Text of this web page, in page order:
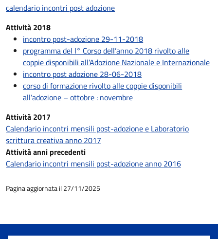
calendario incontri post adozione
Attività 2018
incontro post-adozione 29-11-2018
programma del I° Corso dell’anno 2018 rivolto alle
coppie disponibili all’Adozione Nazionale e Internazionale
incontro post adozione 28-06-2018
corso di formazione rivolto alle coppie disponibili
all’adozione – ottobre : novembre
Attività 2017
Calendario incontri mensili post-adozione e Laboratorio
scrittura creativa anno 2017
Attività anni precedenti
Calendario incontri mensili post-adozione anno 2016
Pagina aggiornata il 27/11/2025